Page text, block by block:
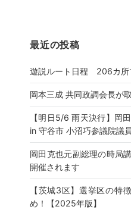
最近の投稿
遊説ルート日程 206カ所
岡本三成 共同政調会長が
【明日5/6 雨天決行】岡
in 守谷市 小沼巧参議院議
岡田克也元副総理の時局
開催されます
【茨城3区】選挙区の特
め！【2025年版】